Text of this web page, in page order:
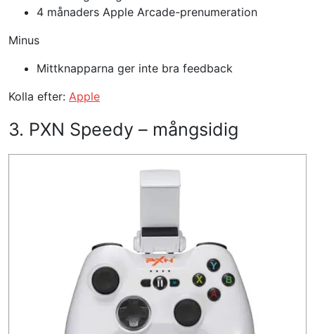
4 månaders Apple Arcade-prenumeration
Minus
Mittknapparna ger inte bra feedback
Kolla efter: Apple
3. PXN Speedy – mångsidig